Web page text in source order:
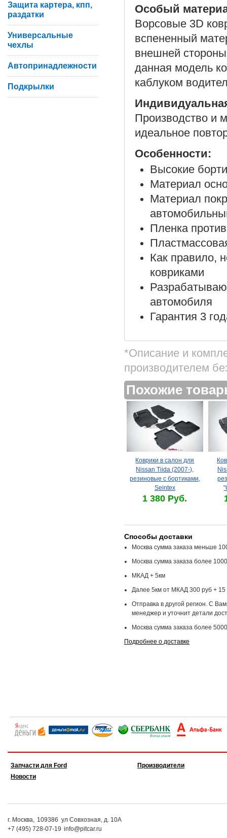
Особый
Ворсовые 3D
вспененный
внешней
данная модель
каблуком
Производство и
идеальное
Особенности:
Высокие
Материал
Материал
Пленка
Как правило,
ковриками
автомобиля
Гарантия 3
*Описание и
производителем
Похожие
Коврики в салон для
Nissan Tiida (2007-),
резиновые с бортиками,
Seintex
1 380 Руб.
Способы доставки
Москва сумма заказа меньше
Москва сумма заказа более
МКАД + 5км
Далее 5км от МКАД 300 руб + 15
Отправка в другой регион. С
менеджер и уточнит детали
Москва сумма заказа более
Подробнее о доставке
Защита картера, кпп,
раздатки
Универсальные
чехлы
Автопринадлежности
Подкрылки
Запчасти для Ford
Новости
Производители
г. Москва, 109386 ул Совхозная, д. 10А
+7 (495) 728-07-19 info@pitcar.ru